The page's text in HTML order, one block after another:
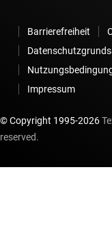
Barrierefreiheit
Impressum
© Copyright 1995-2026
reserved.